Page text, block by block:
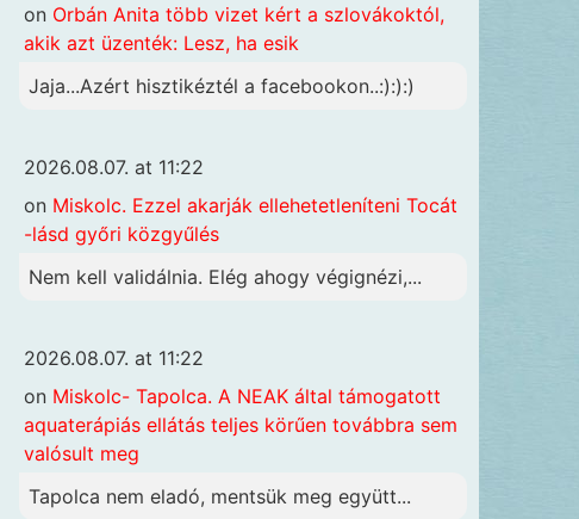
on Orbán Anita több vizet kért a szlovákoktól,
akik azt üzenték: Lesz, ha esik
Jaja...Azért hisztikéztél a facebookon..:):):)
2026.08.07. at 11:22
on Miskolc. Ezzel akarják ellehetetleníteni Tocát
-lásd győri közgyűlés
Nem kell validálnia. Elég ahogy végignézi,...
2026.08.07. at 11:22
on Miskolc- Tapolca. A NEAK által támogatott
aquaterápiás ellátás teljes körűen továbbra sem
valósult meg
Tapolca nem eladó, mentsük meg együtt...